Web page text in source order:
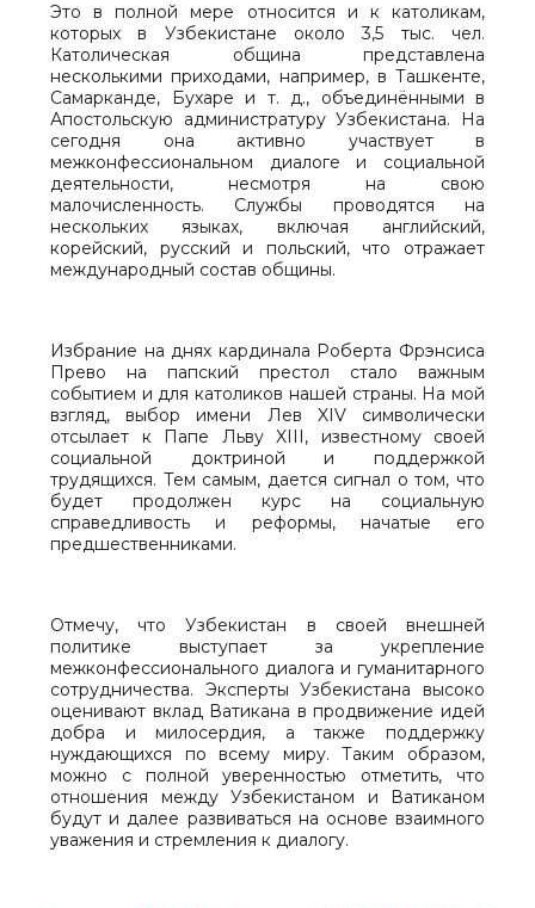
Это в полной мере относится и к католикам,
которых в Узбекистане около 3,5 тыс. чел.
Католическая община представлена
несколькими приходами, например, в Ташкенте,
Самарканде, Бухаре и т. д., объединёнными в
Апостольскую администратуру Узбекистана. На
сегодня она активно участвует в
межконфессиональном диалоге и социальной
деятельности, несмотря на свою
малочисленность. Службы проводятся на
нескольких языках, включая английский,
корейский, русский и польский, что отражает
международный состав общины.
Избрание на днях кардинала Роберта Фрэнсиса
Прево на папский престол стало важным
событием и для католиков нашей страны. На мой
взгляд, выбор имени Лев XIV символически
отсылает к Папе Льву XIII, известному своей
социальной доктриной и поддержкой
трудящихся. Тем самым, дается сигнал о том, что
будет продолжен курс на социальную
справедливость и реформы, начатые его
предшественниками.
Отмечу, что Узбекистан в своей внешней
политике выступает за укрепление
межконфессионального диалога и гуманитарного
сотрудничества. Эксперты Узбекистана высоко
оценивают вклад Ватикана в продвижение идей
добра и милосердия, а также поддержку
нуждающихся по всему миру. Таким образом,
можно с полной уверенностью отметить, что
отношения между Узбекистаном и Ватиканом
будут и далее развиваться на основе взаимного
уважения и стремления к диалогу.